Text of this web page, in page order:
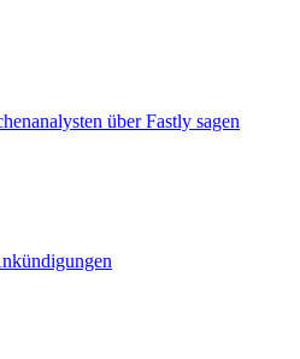
über Fastly sagen